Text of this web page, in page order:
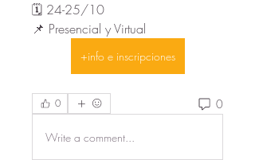
🗓️ 24-25/10
📌 Presencial y Virtual
+info e inscripciones
0 0
Write a comment...